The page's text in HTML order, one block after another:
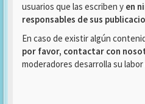
usuarios que las escriben y en
responsables de sus
En caso de existir algún
por favor, contactar con
moderadores desarrolla su